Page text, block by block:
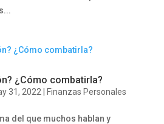
¿Cómo combatirla?
31, 2022 Finanzas Personales
del que muchos hablan y